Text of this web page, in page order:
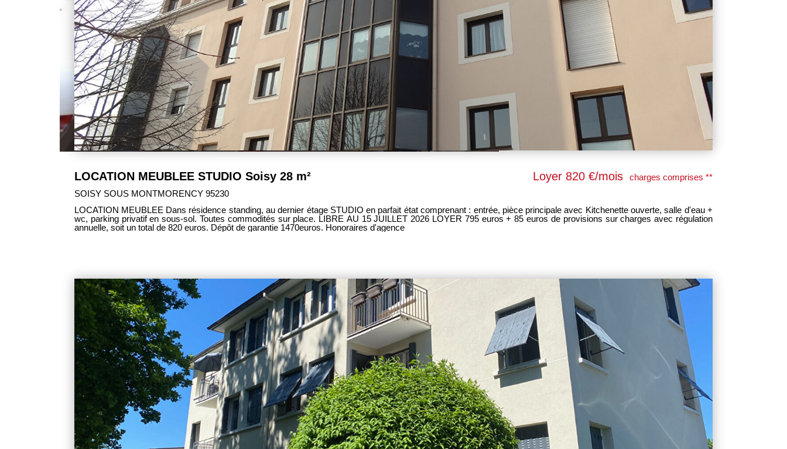
LOCATION MEUBLEE STUDIO Soisy 28 m² Loyer 820 €/mois
charges comprises **
SOISY SOUS MONTMORENCY 95230
LOCATION MEUBLEE Dans résidence standing, au dernier étage STUDIO en parfait état comprenant : entrée, pièce principale avec Kitchenette ouverte, salle d'eau +
wc, parking privatif en sous-sol. Toutes commodités sur place. LIBRE AU 15 JUILLET 2026 LOYER 795 euros + 85 euros de provisions sur charges avec régulation
annuelle, soit un total de 820 euros. Dépôt de garantie 1470euros. Honoraires d'agence